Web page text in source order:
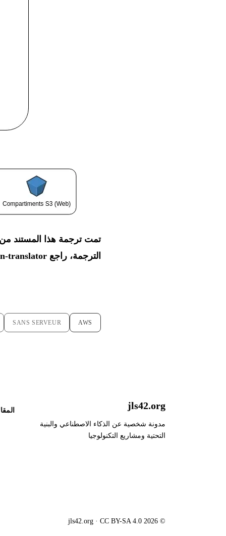
الترجمة، راجع translator
AWS
SANS SERVEUR
jls42.org
مدونة شخصية عن الذكاء الاصطناعي والبنية
التحتية ومشاريع التكنولوجيا
© 2026 jls42.org · CC BY-SA 4.0